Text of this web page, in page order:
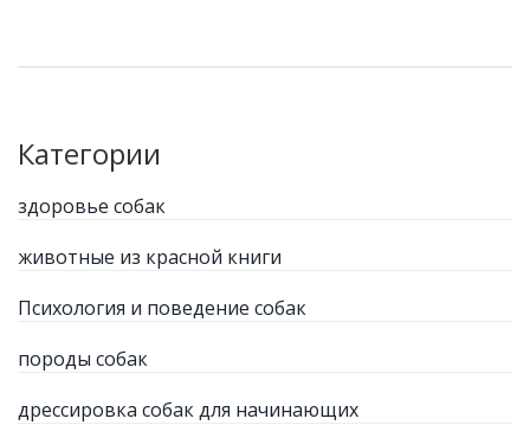
лишней теории — только полезная информация для
Категории
здоровье собак
животные из красной книги
Психология и поведение собак
породы собак
дрессировка собак для начинающих